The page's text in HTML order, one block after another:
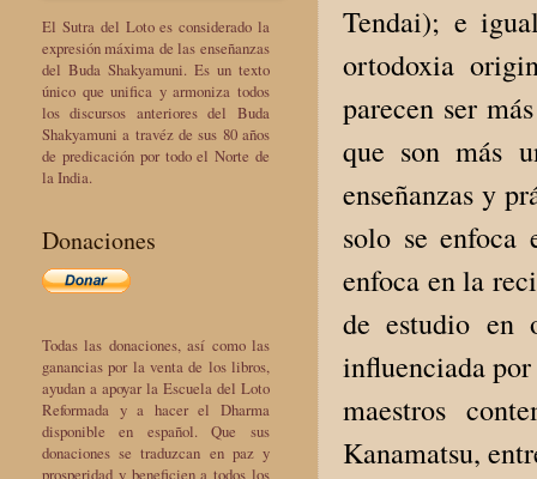
Tendai); e
ortodoxia
parecen ser
que son más
enseñanzas y
solo se enfoca
enfoca en la
de estudio en
influenciada
maestros
Kanamatsu,
El Sutra del Loto es considerado la
expresión máxima de las enseñanzas
del Buda Shakyamuni. Es un texto
único que unifica y armoniza todos
los discursos anteriores del Buda
Shakyamuni a travéz de sus 80 años
de predicación por todo el Norte de
la India.
Donaciones
Todas las donaciones, así como las
ganancias por la venta de los libros,
ayudan a apoyar la Escuela del Loto
Reformada y a hacer el Dharma
disponible en español. Que sus
donaciones se traduzcan en paz y
prosperidad y beneficien a todos los